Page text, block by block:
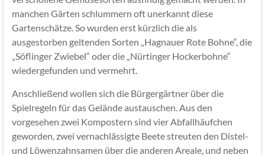
manchen Gärten schlummern oft unerkannt diese
Gartenschätze. So wurden erst kürzlich die als
ausgestorben geltenden Sorten „Hagnauer Rote Bohne“, die
„Söflinger Zwiebel“ oder die „Nürtinger Hockerbohne“
wiedergefunden und vermehrt.
Anschließend wollen sich die Bürgergärtner über die
Spielregeln für das Gelände austauschen. Aus den
vorgesehen zwei Kompostern sind vier Abfallhäufchen
geworden, zwei vernachlässigte Beete streuten den Distel-
und Löwenzahnsamen über die anderen Areale, und neben